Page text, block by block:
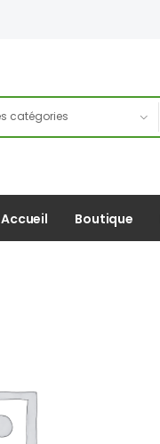
Accueil Boutique